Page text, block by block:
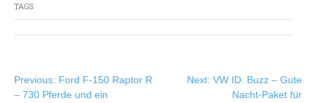
TAGS
Beitragsnavigation
Previous: Ford F-150 Raptor R
– 730 Pferde und ein
Next: VW ID. Buzz – Gute
Nacht-Paket für